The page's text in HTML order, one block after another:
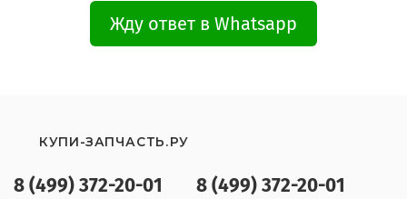
Жду ответ в Whatsapp
8 (499) 372-20-01 8 (499) 372-20-01
КУПИ-ЗАПЧАСТЬ.РУ